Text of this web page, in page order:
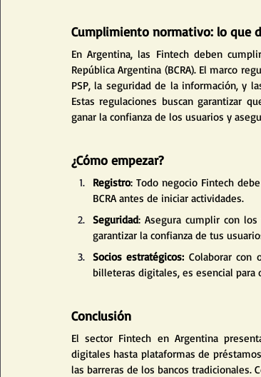
Cumplimiento normativo: lo que
En Argentina, las Fintech deben
República Argentina (BCRA). El marco
PSP, la seguridad de la información, y
Estas regulaciones buscan garantizar
ganar la confianza de los usuarios y
¿Cómo empezar?
Registro: Todo negocio Fintech
BCRA antes de iniciar actividades.
Seguridad: Asegura cumplir con
garantizar la confianza de tus
Socios estratégicos: Colaborar con
billeteras digitales, es esencial para
Conclusión
El sector Fintech en Argentina
digitales hasta plataformas de
las barreras de los bancos tradicionales.